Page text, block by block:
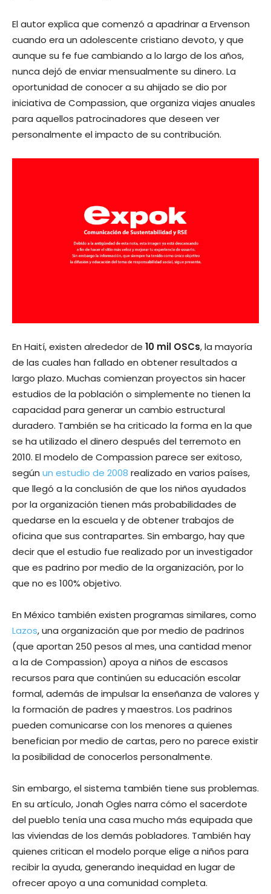
El autor explica que comenzó a apadrinar a Ervenson
cuando era un adolescente cristiano devoto, y que
aunque su fe fue cambiando a lo largo de los años,
nunca dejó de enviar mensualmente su dinero. La
oportunidad de conocer a su ahijado se dio por
iniciativa de Compassion, que organiza viajes anuales
para aquellos patrocinadores que deseen ver
personalmente el impacto de su contribución.
En Haití, existen alrededor de 10 mil OSCs, la mayoría
de las cuales han fallado en obtener resultados a
largo plazo. Muchas comienzan proyectos sin hacer
estudios de la población o simplemente no tienen la
capacidad para generar un cambio estructural
duradero. También se ha criticado la forma en la que
se ha utilizado el dinero después del terremoto en
2010. El modelo de Compassion parece ser exitoso,
según un estudio de 2008 realizado en varios países,
que llegó a la conclusión de que los niños ayudados
por la organización tienen más probabilidades de
quedarse en la escuela y de obtener trabajos de
oficina que sus contrapartes. Sin embargo, hay que
decir que el estudio fue realizado por un investigador
que es padrino por medio de la organización, por lo
que no es 100% objetivo.
En México también existen programas similares, como
Lazos, una organización que por medio de padrinos
(que aportan 250 pesos al mes, una cantidad menor
a la de Compassion) apoya a niños de escasos
recursos para que continúen su educación escolar
formal, además de impulsar la enseñanza de valores y
la formación de padres y maestros. Los padrinos
pueden comunicarse con los menores a quienes
benefician por medio de cartas, pero no parece existir
la posibilidad de conocerlos personalmente.
Sin embargo, el sistema también tiene sus problemas.
En su artículo, Jonah Ogles narra cómo el sacerdote
del pueblo tenía una casa mucho más equipada que
las viviendas de los demás pobladores. También hay
quienes critican el modelo porque elige a niños para
recibir la ayuda, generando inequidad en lugar de
ofrecer apoyo a una comunidad completa.